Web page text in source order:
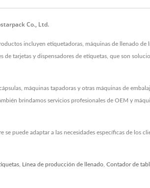
Co., Ltd.
incluyen etiquetadoras, máquinas de llenado de
tarjetas y dispensadores de etiquetas, que son
máquinas tapadoras y otras máquinas de
brindamos servicios profesionales de OEM y
puede adaptar a las necesidades específicas de los
Línea de producción de llenado Contador de